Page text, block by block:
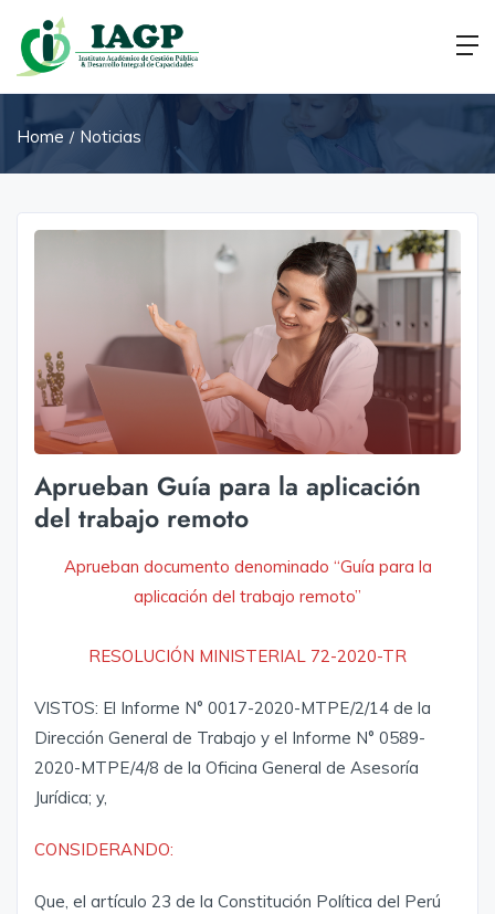
Home Noticias
Aprueban Guía para la aplicación
del trabajo remoto
Aprueban documento denominado “Guía para la
aplicación del trabajo remoto”
RESOLUCIÓN MINISTERIAL 72-2020-TR
VISTOS: El Informe N° 0017-2020-MTPE/2/14 de la
Dirección General de Trabajo y el Informe N° 0589-
2020-MTPE/4/8 de la Oficina General de Asesoría
Jurídica; y,
CONSIDERANDO:
Que, el artículo 23 de la Constitución Política del Perú